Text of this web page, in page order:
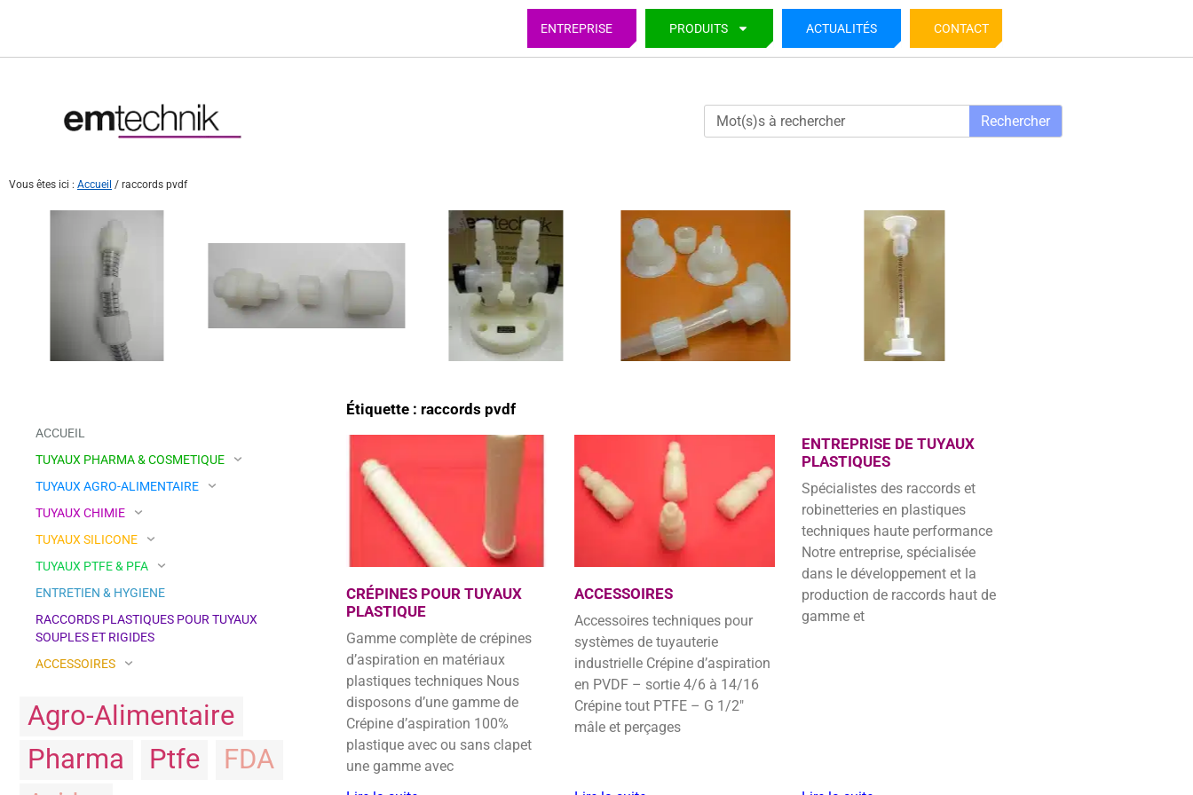
ENTREPRISE PRODUITS ACTUALITÉS CONTACT
Rechercher
Vous êtes ici : Accueil / raccords pvdf
ACCUEIL
TUYAUX PHARMA & COSMETIQUE
TUYAUX AGRO-ALIMENTAIRE
TUYAUX CHIMIE
TUYAUX SILICONE
TUYAUX PTFE & PFA
ENTRETIEN & HYGIENE
RACCORDS PLASTIQUES POUR TUYAUX
SOUPLES ET RIGIDES
ACCESSOIRES
Agro-Alimentaire
Pharma
Ptfe FDA
Étiquette : raccords pvdf
CRÉPINES POUR TUYAUX
PLASTIQUE
Gamme complète de crépines
d’aspiration en matériaux
plastiques techniques Nous
disposons d’une gamme de
Crépine d’aspiration 100%
plastique avec ou sans clapet
une gamme avec
ACCESSOIRES
Accessoires techniques pour
systèmes de tuyauterie
industrielle Crépine d’aspiration
en PVDF – sortie 4/6 à 14/16
Crépine tout PTFE – G 1/2″
mâle et perçages
ENTREPRISE DE TUYAUX
PLASTIQUES
Spécialistes des raccords et
robinetteries en plastiques
techniques haute performance
Notre entreprise, spécialisée
dans le développement et la
production de raccords haut de
gamme et